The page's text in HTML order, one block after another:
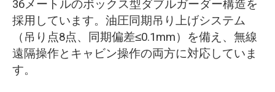
36メートルのボックス型ダブルガーダー構造を
採用しています。油圧同期吊り上げシステム
（吊り点8点、同期偏差≤0.1mm）を備え、無線
遠隔操作とキャビン操作の両方に対応していま
す。